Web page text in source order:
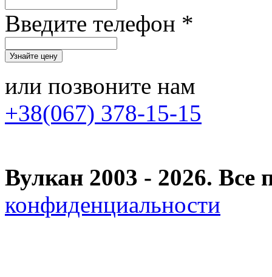
Введите телефон *
или позвоните нам
+38(067) 378-15-15
Вулкан 2003 - 2026.
конфиденциальности